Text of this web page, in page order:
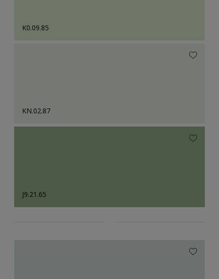
K0.09.85
KN.02.87
J9.21.65